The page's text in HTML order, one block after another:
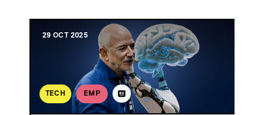
TECH EMP
29 OCT 2025